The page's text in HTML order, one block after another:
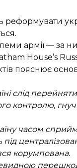
армії — за
House’s
пояснює
слід
контролю,
часом
корумпована.